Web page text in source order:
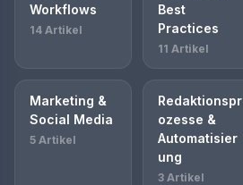
Workflows
14 Artikel
Best
Practices
11 Artikel
Marketing &
Social Media
5 Artikel
Redaktionspr
ozesse &
Automatisier
ung
3 Artikel